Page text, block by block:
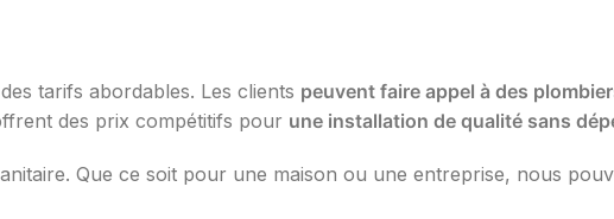
tarifs abordables. Les clients peuvent faire appel à des
des prix compétitifs pour une installation de qualité sans
Que ce soit pour une maison ou une entreprise, nous